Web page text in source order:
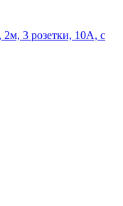
3 розетки, 10А, с